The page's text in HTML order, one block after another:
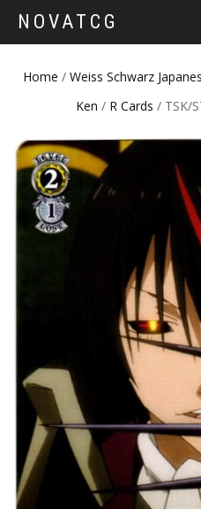
NOVATCG
Home / Weiss Schwarz
Ken / R Cards / TSK/